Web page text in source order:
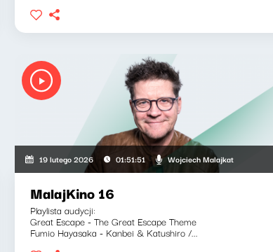
19 lutego 2026 01:51:51 Wojciech Malajkat
MalajKino 16
Playlista audycji:
Great Escape - The Great Escape Theme
Fumio Hayasaka - Kanbei & Katushiro /...